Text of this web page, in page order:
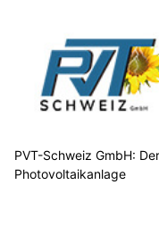
PVT-Schweiz GmbH:
Photovoltaikanlage